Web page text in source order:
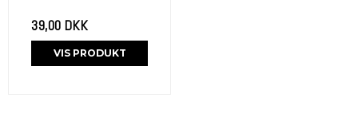
39,00 DKK
VIS PRODUKT